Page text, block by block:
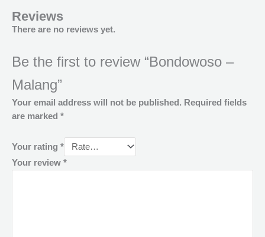
Reviews
There are no reviews yet.
Be the first to review “Bondowoso –
Malang”
Your email address will not be published. Required fields
are marked *
Your rating *
Your review *